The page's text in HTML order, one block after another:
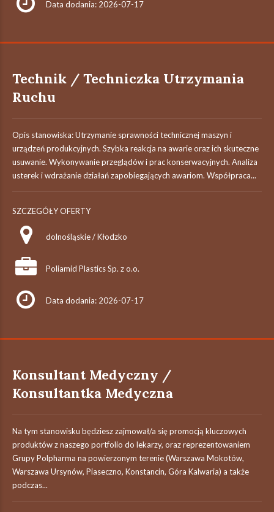
Data dodania: 2026-07-17
Technik / Techniczka Utrzymania
Ruchu
Opis stanowiska: Utrzymanie sprawności technicznej maszyn i
urządzeń produkcyjnych. Szybka reakcja na awarie oraz ich skuteczne
usuwanie. Wykonywanie przeglądów i prac konserwacyjnych. Analiza
usterek i wdrażanie działań zapobiegających awariom. Współpraca...
SZCZEGÓŁY OFERTY
dolnośląskie / Kłodzko
Poliamid Plastics Sp. z o.o.
Data dodania: 2026-07-17
Konsultant Medyczny /
Konsultantka Medyczna
Na tym stanowisku będziesz zajmował/a się promocją kluczowych
produktów z naszego portfolio do lekarzy, oraz reprezentowaniem
Grupy Polpharma na powierzonym terenie (Warszawa Mokotów,
Warszawa Ursynów, Piaseczno, Konstancin, Góra Kalwaria) a także
podczas...